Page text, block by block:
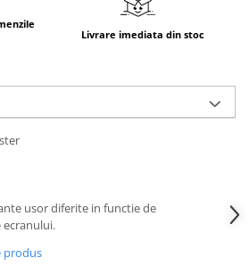
Livrare imediata din stoc
usor diferite in functie de
ecranului.
produs